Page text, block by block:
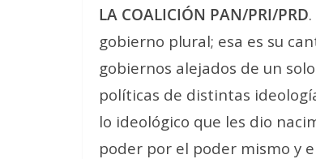
LA COALICIÓN PAN/PRI/PRD
gobierno plural; esa es su
gobiernos alejados de un
políticas de distintas
lo ideológico que les dio
poder por el poder mismo y